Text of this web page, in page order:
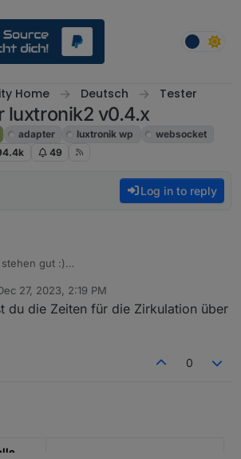
Home Deutsch Tester
luxtronik2 v0.4.x
adapter luxtronik wp
websocket
49
Log in to reply
stehen gut :)
Zeit dauert es leider etwas (>1 Woche)
du per Java darauf zu? (Anleitung?)
in
Adapter regelmäßig den Regler nicht
27, 2023, 2:19 PM
by
du die Zeiten für die Zirkulation über
0